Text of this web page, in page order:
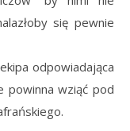
się pewnie
odpowiadająca
powinna wziąć pod